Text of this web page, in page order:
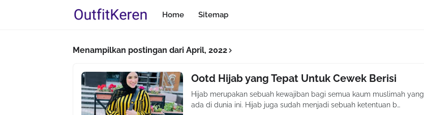
Home Sitemap
Menampilkan postingan dari April, 2022
Ootd Hijab yang Tepat Untuk Cewek Berisi
Hijab merupakan sebuah kewajiban bagi semua kaum muslimah yang
ada di dunia ini. Hijab juga sudah menjadi sebuah ketentuan b…